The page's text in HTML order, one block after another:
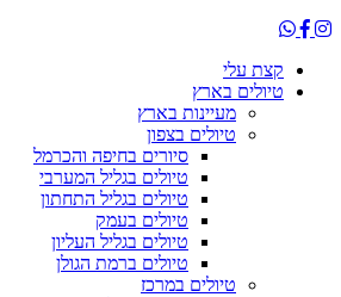
קצת עלי
טיולים בארץ
מעיינות בארץ
טיולים בצפון
סיורים בחיפה והכרמל
טיולים בגליל המערבי
טיולים בגליל התחתון
טיולים בעמק
טיולים בגליל העליון
טיולים ברמת הגולן
טיולים במרכז